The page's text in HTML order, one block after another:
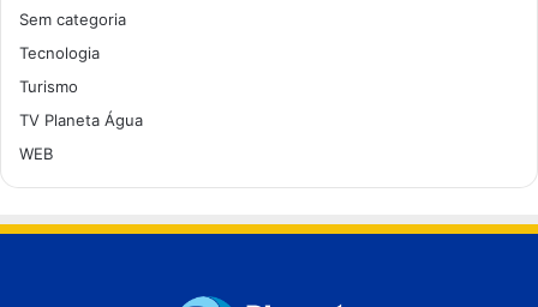
Sem categoria
Tecnologia
Turismo
TV Planeta Água
WEB